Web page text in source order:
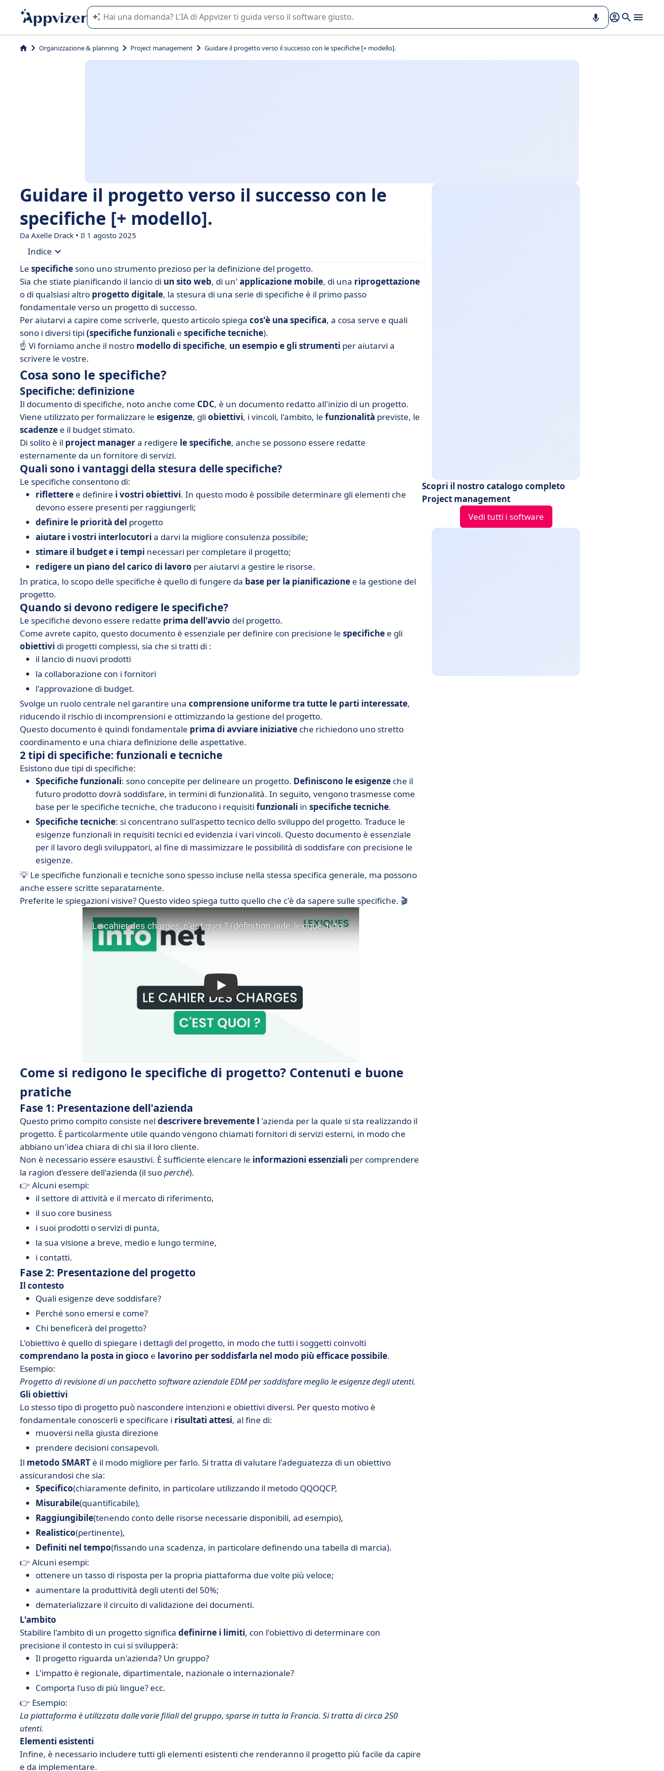
L'IA di Appvizer vi guida nell'utilizzo o nella scelta di un software SaaS per la vostra azienda.
Organizzazione & planning Project management Guidare il progetto verso il successo con le specifiche [+ modello].
Guidare il progetto verso il successo con le
specifiche [+ modello].
Da Axelle Drack • Il 1 agosto 2025
Indice
• Cosa sono le specifiche?
• Come si redigono le specifiche di progetto? Contenuti e buone pratiche
• Esempi di specifiche di progetto da scaricare
• Esempio di specifica completa
• Semplificare la stesura delle specifiche con l'intelligenza artificiale: 5 strumenti
• Specifiche e agilità per anticipare i cambiamenti
Le specifiche sono uno strumento prezioso per la definizione del progetto.
Sia che stiate pianificando il lancio di un sito web, di un' applicazione mobile, di una riprogettazione
o di qualsiasi altro progetto digitale, la stesura di una serie di specifiche è il primo passo
fondamentale verso un progetto di successo.
Per aiutarvi a capire come scriverle, questo articolo spiega cos'è una specifica, a cosa serve e quali
sono i diversi tipi (specifiche funzionali e specifiche tecniche).
☝️ Vi forniamo anche il nostro modello di specifiche, un esempio e gli strumenti per aiutarvi a
scrivere le vostre.
Cosa sono le specifiche?
Specifiche: definizione
Il documento di specifiche, noto anche come CDC, è un documento redatto all'inizio di un progetto.
Viene utilizzato per formalizzare le esigenze, gli obiettivi, i vincoli, l'ambito, le funzionalità previste, le
scadenze e il budget stimato.
Di solito è il project managera redigere le specifiche, anche se possono essere redatte
esternamente da un fornitore di servizi.
Quali sono i vantaggi della stesura delle specifiche?
Le specifiche consentono di:
riflettere e definire i vostri obiettivi. In questo modo è possibile determinare gli elementi che
devono essere presenti per raggiungerli;
definire le priorità del progetto
aiutare i vostri interlocutori a darvi la migliore consulenza possibile;
stimare il budget e i tempi necessari per completare il progetto;
redigere un piano del carico di lavoro per aiutarvi a gestire le risorse.
In pratica, lo scopo delle specifiche è quello di fungere da base per la pianificazione e la gestione del
progetto.
Quando si devono redigere le specifiche?
Le specifiche devono essere redatte prima dell'avvio del progetto.
Come avrete capito, questo documento è essenziale per definire con precisione le specifiche e gli
obiettivi di progetti complessi, sia che si tratti di :
il lancio di nuovi prodotti
la collaborazione con i fornitori
l'approvazione di budget.
Svolge un ruolo centrale nel garantire una comprensione uniformetra tutte le parti interessate,
riducendo il rischio di incomprensioni e ottimizzando la gestione del progetto.
Questo documento è quindi fondamentale prima di avviare iniziative che richiedono uno stretto
coordinamento e una chiara definizione delle aspettative.
2 tipi di specifiche: funzionali e tecniche
Esistono due tipi di specifiche:
Specifiche funzionali: sono concepite per delineare un progetto. Definiscono le esigenze che il
futuro prodotto dovrà soddisfare, in termini di funzionalità. In seguito, vengono trasmesse come
base per le specifiche tecniche, che traducono i requisiti funzionali in specifichetecniche.
Specifiche tecniche: si concentrano sull'aspetto tecnico dello sviluppo del progetto. Traduce le
esigenze funzionali in requisiti tecnici ed evidenzia i vari vincoli. Questo documento è essenziale
per il lavoro degli sviluppatori, al fine di massimizzare le possibilità di soddisfare con precisione le
esigenze.
💡 Le specifiche funzionali e tecniche sono spesso incluse nella stessa specifica generale, ma possono
anche essere scritte separatamente.
Preferite le spiegazioni visive? Questo video spiega tutto quello che c'è da sapere sulle specifiche. 🎬
Come si redigono le specifiche di progetto? Contenuti e buone
pratiche
Fase 1: Presentazione dell'azienda
Questo primo compito consiste nel descrivere brevemente l 'azienda per la quale si sta realizzando il
progetto. È particolarmente utile quando vengono chiamati fornitori di servizi esterni, in modo che
abbiano un'idea chiara di chi sia il loro cliente.
Non è necessario essere esaustivi. È sufficiente elencare le informazioni essenziali per comprendere
la ragion d'essere dell'azienda (il suoperché).
👉 Alcuni esempi:
il settore di attività e il mercato di riferimento,
il suo core business
i suoi prodotti o servizi di punta,
la sua visione a breve, medio e lungo termine,
i contatti.
Fase 2: Presentazione del progetto
Il contesto
Quali esigenze deve soddisfare?
Perché sono emersi e come?
Chi beneficerà del progetto?
L'obiettivo è quello di spiegare i dettagli del progetto, in modo che tutti i soggetti coinvolti
comprendano la posta in gioco e lavorino per soddisfarla nel modo più efficace possibile.
Esempio:
Progetto di revisione di un pacchetto software aziendale EDM per soddisfare meglio le esigenze degli utenti.
Gli obiettivi
Lo stesso tipo di progetto può nascondere intenzioni e obiettivi diversi. Per questo motivo è
fondamentale conoscerli e specificare i risultati attesi, al fine di:
muoversi nella giusta direzione
prendere decisioni consapevoli.
Il metodo SMART è il modo migliore per farlo. Si tratta di valutare l'adeguatezza di un obiettivo
assicurandosi che sia:
Specifico(chiaramente definito, in particolare utilizzando il metodo QQOQCP,
Misurabile(quantificabile),
Raggiungibile(tenendo conto delle risorse necessarie disponibili, ad esempio),
Realistico(pertinente),
Definiti nel tempo(fissando una scadenza, in particolare definendo una tabella di marcia).
👉 Alcuni esempi:
ottenere un tasso di risposta per la propria piattaforma due volte più veloce;
aumentare la produttività degli utenti del 50%;
dematerializzare il circuito di validazione dei documenti.
L'ambito
Stabilire l'ambito di un progetto significa definirne i limiti, con l'obiettivo di determinare con
precisione il contesto in cui si svilupperà:
Il progetto riguarda un'azienda? Un gruppo?
L'impatto è regionale, dipartimentale, nazionale o internazionale?
Comporta l'uso di più lingue? ecc.
👉 Esempio:
La piattaforma è utilizzata dalle varie filiali del gruppo, sparse in tutta la Francia. Si tratta di circa 250
utenti.
Elementi esistenti
Infine, è necessario includere tutti gli elementi esistenti che renderanno il progetto più facile da capire
e da implementare.
Scopri il nostro catalogo completo
Project management
Vedi tutti i software